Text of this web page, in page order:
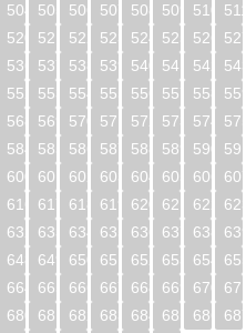
504 505 506 507 508 509 510
520 521 522 523 524 525 526
536 537 538 539 540 541 542
552 553 554 555 556 557 558
568 569 570 571 572 573 574
584 585 586 587 588 589 590
600 601 602 603 604 605 606
616 617 618 619 620 621 622
632 633 634 635 636 637 638
648 649 650 651 652 653 654
664 665 666 667 668 669 670
680 681 682 683 684 685 686